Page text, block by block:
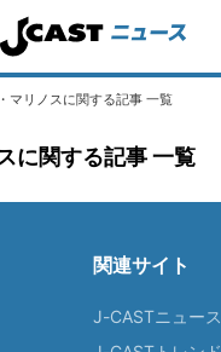
マリノスに関する記事 一覧
に関する記事 一覧
関連サイト
J-CASTニュース